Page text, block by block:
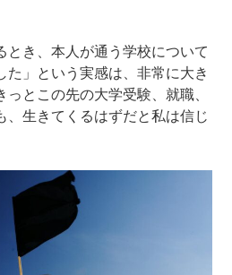
とき、本人が通う学校について
た」という実感は、非常に大き
とこの先の大学受験、就職、
、生きてくるはずだと私は信じ